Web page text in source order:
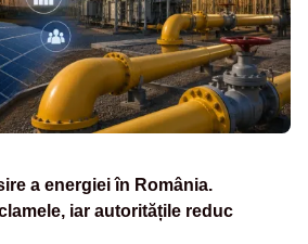
a energiei în România.
iar autoritățile reduc